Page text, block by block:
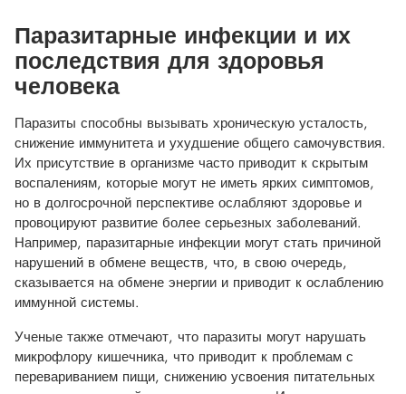
Паразитарные инфекции и их
последствия для здоровья
человека
Паразиты способны вызывать хроническую усталость,
снижение иммунитета и ухудшение общего самочувствия.
Их присутствие в организме часто приводит к скрытым
воспалениям, которые могут не иметь ярких симптомов,
но в долгосрочной перспективе ослабляют здоровье и
провоцируют развитие более серьезных заболеваний.
Например, паразитарные инфекции могут стать причиной
нарушений в обмене веществ, что, в свою очередь,
сказывается на обмене энергии и приводит к ослаблению
иммунной системы.
Ученые также отмечают, что паразиты могут нарушать
микрофлору кишечника, что приводит к проблемам с
перевариванием пищи, снижению усвоения питательных